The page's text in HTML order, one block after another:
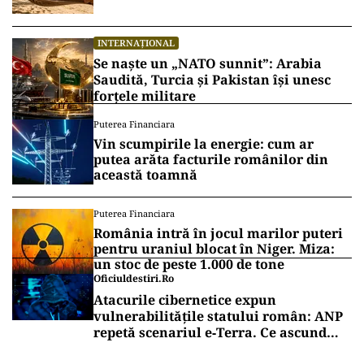
INTERNAȚIONAL
Se naște un „NATO sunnit”: Arabia
Saudită, Turcia și Pakistan își unesc
forțele militare
Puterea Financiara
Vin scumpirile la energie: cum ar
putea arăta facturile românilor din
această toamnă
Puterea Financiara
România intră în jocul marilor puteri
pentru uraniul blocat în Niger. Miza:
un stoc de peste 1.000 de tone
Oficiuldestiri.ro
Atacurile cibernetice expun
vulnerabilitățile statului român: ANP
repetă scenariul e‑Terra. Ce ascund